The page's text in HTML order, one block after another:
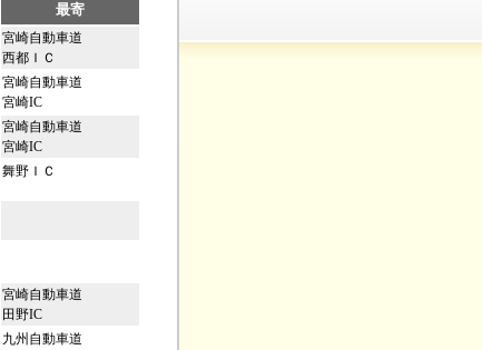
最寄
宮崎自動車道
西都ＩＣ
宮崎自動車道
宮崎IC
宮崎自動車道
宮崎IC
舞野ＩＣ
宮崎自動車道
田野IC
九州自動車道